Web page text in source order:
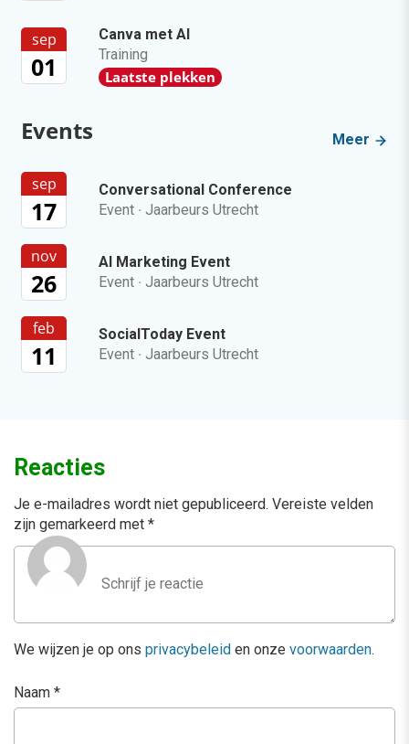
sep
01
Canva met AI
Training
Laatste plekken
Events Meer
sep
17
Conversational Conference
Event · Jaarbeurs Utrecht
nov
26
AI Marketing Event
Event · Jaarbeurs Utrecht
feb
11
SocialToday Event
Event · Jaarbeurs Utrecht
Reacties
Je e-mailadres wordt niet gepubliceerd. Vereiste velden
zijn gemarkeerd met *
We wijzen je op ons privacybeleid en onze voorwaarden.
Naam *